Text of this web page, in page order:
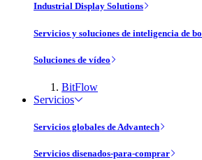
Industrial Display Solutions
Servicios y soluciones de inteligencia de
Soluciones de vídeo
BitFlow
Servicios
Servicios globales de Advantech
Servicios disenados-para-comprar